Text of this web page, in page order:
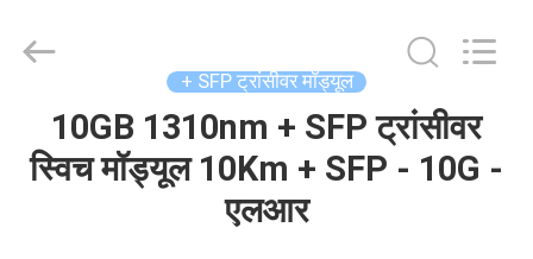
Technology
Co.,Ltd..
+ SFP ट्रांसीवर मॉड्यूल
10GB 1310nm + SFP ट्रांसीवर
स्विच मॉड्यूल 10Km + SFP - 10G -
एलआर